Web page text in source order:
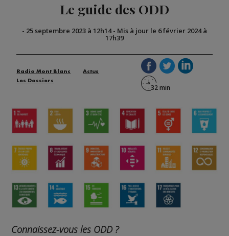
Le guide des ODD
- 25 septembre 2023 à 12h14- Mis à jour le 6 février 2024 à
17h39
Radio Mont Blanc
Actus
Les Dossiers
Connaissez-vous les ODD ?